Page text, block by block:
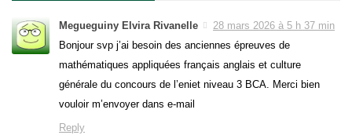
Megueguiny Elvira Rivanelle
28 mars 2026 à 5 h 37 min
Bonjour svp j’ai besoin des anciennes épreuves de
mathématiques appliquées français anglais et culture
générale du concours de l’eniet niveau 3 BCA. Merci bien
vouloir m’envoyer dans e-mail
Reply